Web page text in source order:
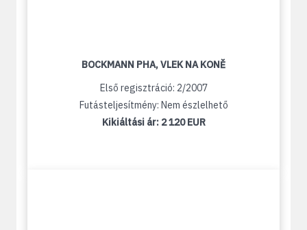
BOCKMANN PHA, VLEK NA KONĚ
Első regisztráció: 2/2007
Futásteljesítmény: Nem észlelhető
Kikiáltási ár: 2 120 EUR